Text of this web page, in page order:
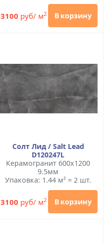
3100 руб/ м2 В корзину
Солт Лид / Salt Lead
D120247L
Керамогранит 600x1200
9.5мм
Упаковка: 1.44 м² = 2 шт.
3100 руб/ м2 В корзину